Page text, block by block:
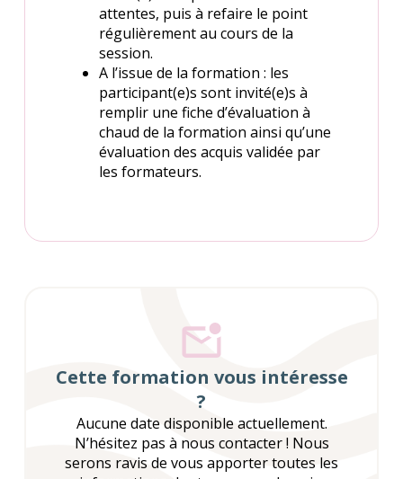
attentes, puis à refaire le point
régulièrement au cours de la
session.
A l’issue de la formation : les
participant(e)s sont invité(e)s à
remplir une fiche d’évaluation à
chaud de la formation ainsi qu’une
évaluation des acquis validée par
les formateurs.
Cette formation vous intéresse
?
Aucune date disponible actuellement.
N’hésitez pas à nous contacter ! Nous
serons ravis de vous apporter toutes les